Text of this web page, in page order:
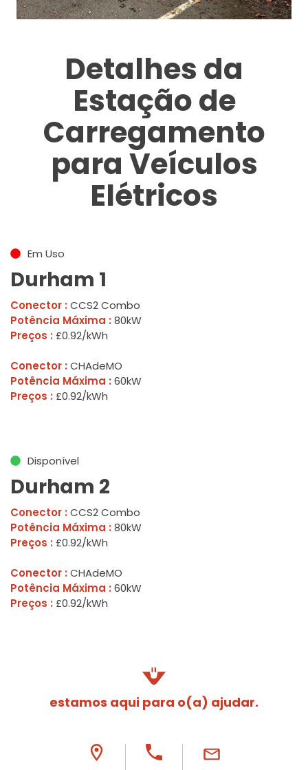
Detalhes da
Estação de
Carregamento
para Veículos
Elétricos
Em Uso
Durham 1
Conector : CCS2 Combo
Potência Máxima : 80kW
Preços : £0.92/kWh
Conector : CHAdeMO
Potência Máxima : 60kW
Preços : £0.92/kWh
Disponível
Durham 2
Conector : CCS2 Combo
Potência Máxima : 80kW
Preços : £0.92/kWh
Conector : CHAdeMO
Potência Máxima : 60kW
Preços : £0.92/kWh
estamos aqui para o(a) ajudar.